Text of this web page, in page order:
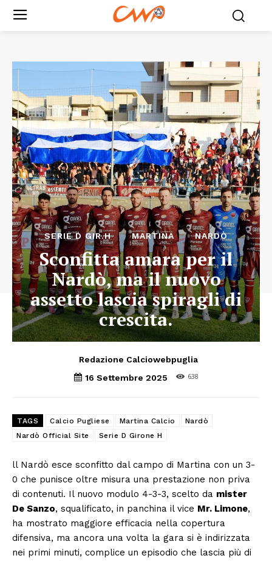
SERIE D GIR.H MARTINA NARDÒ
Sconfitta amara per il
Nardò, ma il nuovo
assetto lascia spiragli di
crescita.
Redazione Calciowebpuglia
16 Settembre 2025
638
TAGS Calcio Pugliese Martina Calcio
Nardò
Nardò Official Site
Serie D Girone H
ll Nardò esce sconfitto dal campo di Martina con un 3-
0 che punisce oltre misura una prestazione non priva
di contenuti. Il nuovo modulo 4-3-3, scelto da mister
De Sanzo, squalificato, in panchina il vice Mr. Limone,
ha mostrato maggiore efficacia nella copertura
difensiva, ma ancora una volta la gara si è indirizzata
nei primi minuti, complice un episodio che lascia più di